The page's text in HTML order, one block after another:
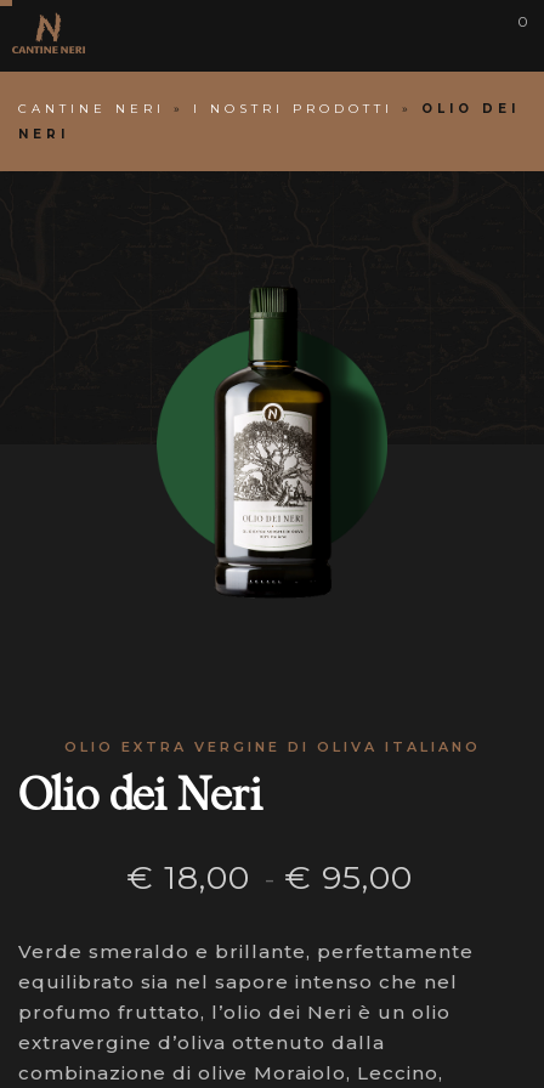
0
CANTINE NERI » I NOSTRI PRODOTTI » OLIO DEI
NERI
OLIO EXTRA VERGINE DI OLIVA ITALIANO
Olio dei Neri
€ 18,00 - € 95,00
prezzo:
da
Verde smeraldo e brillante, perfettamente
equilibrato sia nel sapore intenso che nel
profumo fruttato, l’olio dei Neri è un olio
extravergine d’oliva ottenuto dalla
combinazione di olive Moraiolo, Leccino,